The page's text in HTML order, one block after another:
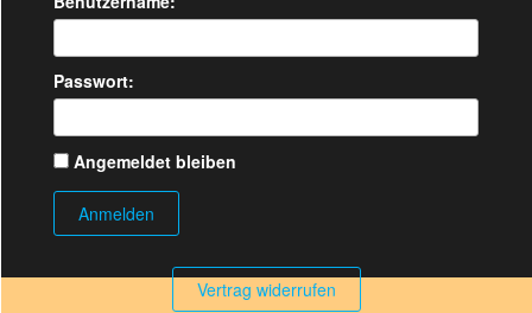
Passwort:
Angemeldet bleiben
Anmelden
Vertrag widerrufen